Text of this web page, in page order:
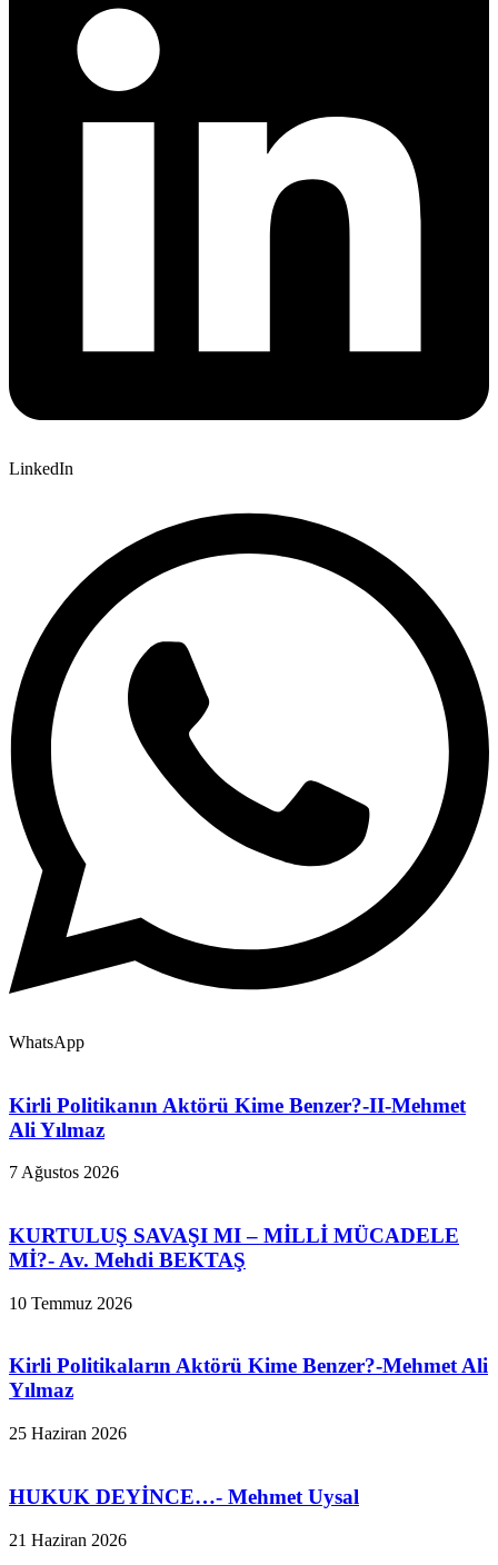
LinkedIn
WhatsApp
Kirli Politikanın Aktörü Kime Benzer?-II-Mehmet
Ali Yılmaz
7 Ağustos 2026
KURTULUŞ SAVAŞI MI – MİLLİ MÜCADELE
Mİ?- Av. Mehdi BEKTAŞ
10 Temmuz 2026
Kirli Politikaların Aktörü Kime Benzer?-Mehmet Ali
Yılmaz
25 Haziran 2026
HUKUK DEYİNCE…- Mehmet Uysal
21 Haziran 2026